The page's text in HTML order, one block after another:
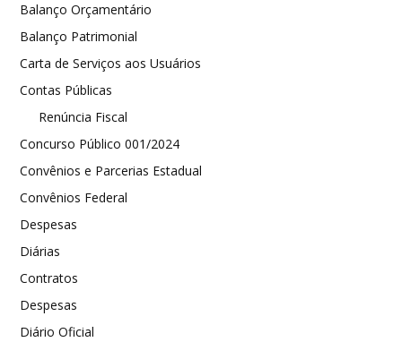
Balanço Orçamentário
Balanço Patrimonial
Carta de Serviços aos Usuários
Contas Públicas
Renúncia Fiscal
Concurso Público 001/2024
Convênios e Parcerias Estadual
Convênios Federal
Despesas
Diárias
Contratos
Despesas
Diário Oficial